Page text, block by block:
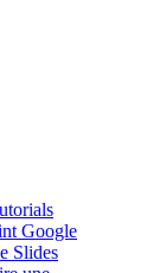
Google
Slides